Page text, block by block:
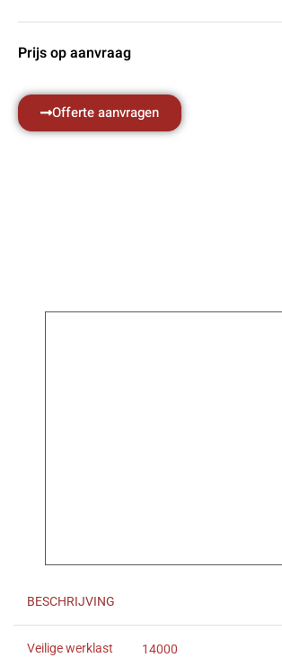
Prijs op aanvraag
Offerte aanvragen
BESCHRIJVING
Veilige werklast
14000